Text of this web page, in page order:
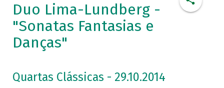
Duo Lima-Lundberg -
"Sonatas Fantasias e
Danças"
Quartas Clássicas - 29.10.2014